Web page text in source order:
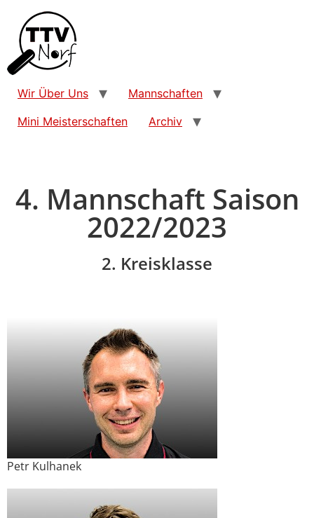
Wir Über Uns
Mannschaften
Mini Meisterschaften
Archiv
4. Mannschaft Saison
2022/2023
2. Kreisklasse
Petr Kulhanek